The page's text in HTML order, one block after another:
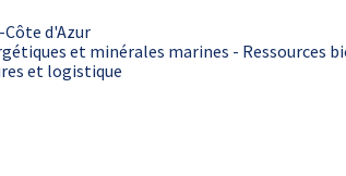
d'Azur
et minérales marines -
et logistique